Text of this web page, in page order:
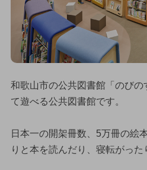
和歌山市の公共図書館「のびの
て遊べる公共図書館です。
日本一の開架冊数、5万冊の絵
りと本を読んだり、寝転がった